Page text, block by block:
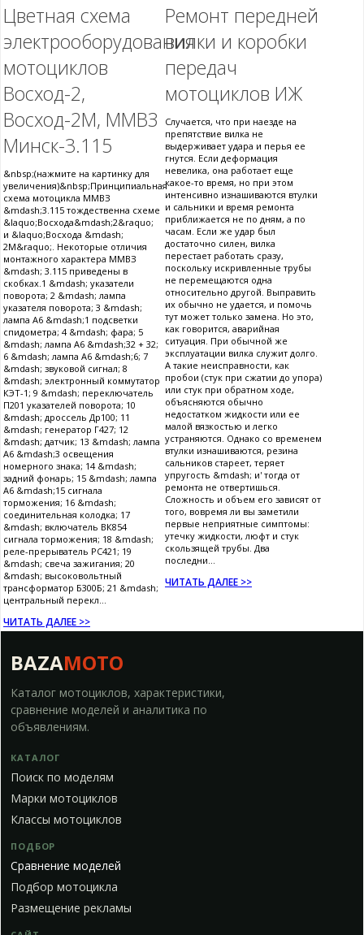
Цветная схема
электрооборудования
мотоциклов
Восход-2,
Восход-2М, ММВЗ
Минск-3.115
&nbsp;(нажмите на картинку для
увеличения)&nbsp;Принципиальная
схема мотоцикла ММВЗ
&mdash;3.115 тождественна схеме
&laquo;Восхода&mdash;2&raquo;
и &laquo;Восхода &mdash;
2М&raquo;. Некоторые отличия
монтажного характера ММВЗ
&mdash; 3.115 приведены в
скобках.1 &mdash; указатели
поворота; 2 &mdash; лампа
указателя поворота; 3 &mdash;
лампа А6 &mdash;1 подсветки
спидометра; 4 &mdash; фара; 5
&mdash; лампа А6 &mdash;32 + 32;
6 &mdash; лампа А6 &mdash;6; 7
&mdash; звуковой сигнал; 8
&mdash; электронный коммутатор
КЭТ-1; 9 &mdash; переключатель
П201 указателей поворота; 10
&mdash; дроссель Др100; 11
&mdash; генератор Г427; 12
&mdash; датчик; 13 &mdash; лампа
А6 &mdash;3 освещения
номерного знака; 14 &mdash;
задний фонарь; 15 &mdash; лампа
А6 &mdash;15 сигнала
торможения; 16 &mdash;
соединительная колодка; 17
&mdash; включатель ВК854
сигнала торможения; 18 &mdash;
реле-прерыватель РС421; 19
&mdash; свеча зажигания; 20
&mdash; высоковольтный
трансформатор Б300Б; 21 &mdash;
центральный перекл...
ЧИТАТЬ ДАЛЕЕ >>
Ремонт передней
вилки и коробки
передач
мотоциклов ИЖ
Случается, что при наезде на
препятствие вилка не
выдерживает удара и перья ее
гнутся. Если деформация
невелика, она работает еще
какое-то время, но при этом
интенсивно изнашиваются втулки
и сальники и время ремонта
приближается не по дням, а по
часам. Если же удар был
достаточно силен, вилка
перестает работать сразу,
поскольку искривленные трубы
не перемещаются одна
относительно другой. Выправить
их обычно не удается, и помочь
тут может только замена. Но это,
как говорится, аварийная
ситуация. При обычной же
эксплуатации вилка служит долго.
А такие неисправности, как
пробои (стук при сжатии до упора)
или стук при обратном ходе,
объясняются обычно
недостатком жидкости или ее
малой вязкостью и легко
устраняются. Однако со временем
втулки изнашиваются, резина
сальников стареет, теряет
упругость &mdash; и' тогда от
ремонта не отвертишься.
Сложность и объем его зависят от
того, вовремя ли вы заметили
первые неприятные симптомы:
утечку жидкости, люфт и стук
скользящей трубы. Два
последни...
ЧИТАТЬ ДАЛЕЕ >>
BAZAMOTO
Каталог мотоциклов, характеристики,
сравнение моделей и аналитика по
объявлениям.
КАТАЛОГ
Поиск по моделям
Марки мотоциклов
Классы мотоциклов
ПОДБОР
Сравнение моделей
Подбор мотоцикла
Размещение рекламы